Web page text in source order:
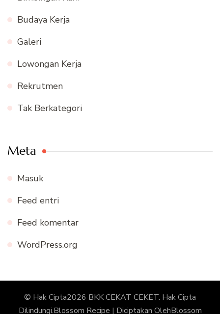
Budaya Kerja
Galeri
Lowongan Kerja
Rekrutmen
Tak Berkategori
Meta
Masuk
Feed entri
Feed komentar
WordPress.org
© Hak Cipta2026 BKK CEKAT CEKET. Hak Cipta
Dilindungi.Blossom Recipe | Diciptakan OlehBlossom